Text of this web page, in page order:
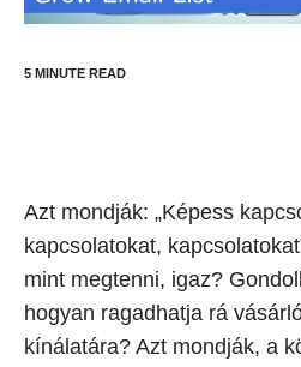
Azt mondják: „Képess
kapcsolatokat,
mint megtenni, igaz?
hogyan ragadhatja rá
kínálatára? Azt mondják, a